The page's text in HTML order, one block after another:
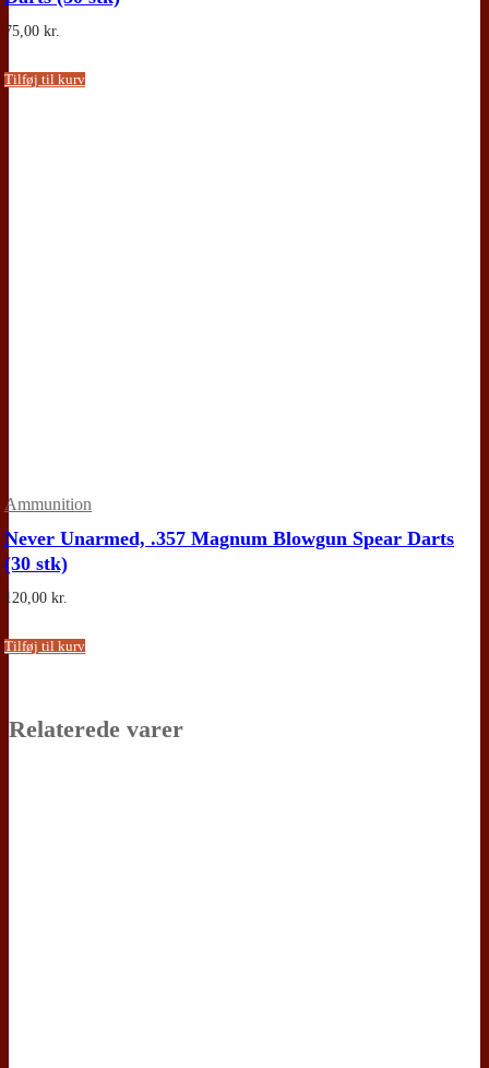
75,00 kr.
Tilføj til kurv
Ammunition
Never Unarmed, .357 Magnum Blowgun Spear Darts
(30 stk)
120,00 kr.
Tilføj til kurv
Relaterede varer